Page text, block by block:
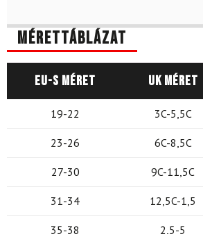
Mérettáblázat
EU-s méret UK méret
19-22 3C-5,5C
23-26 6C-8,5C
27-30 9C-11,5C
31-34 12,5C-1,5
35-38 2,5-5